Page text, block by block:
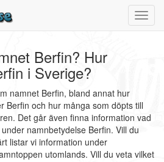
Berfin? Hur
i Sverige?
namnet Berfin, bland annat hur
Berfin och hur många som döpts till
Det går även finna information vad
namnbetydelse Berfin. Vill du
listar vi information under
utomlands. Vill du veta vilket